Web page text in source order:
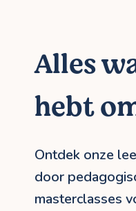
Alles
hebt
Ontdek onze
door
masterclasses